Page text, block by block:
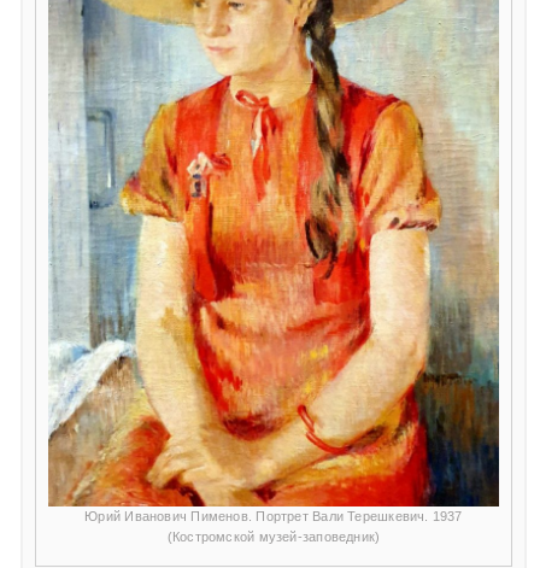
Юрий Иванович Пименов. Портрет Вали Терешкевич. 1937
(Костромской музей-заповедник)